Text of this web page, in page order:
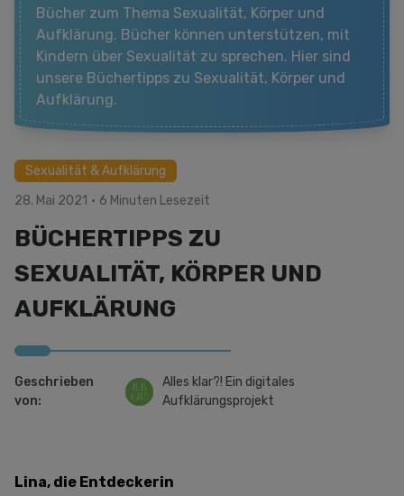
Sexualität & Aufklärung
28. Mai 2021 · 6 Minuten Lesezeit
BÜCHERTIPPS ZU
SEXUALITÄT, KÖRPER UND
AUFKLÄRUNG
Geschrieben
von:
Alles klar?! Ein digitales
Aufklärungsprojekt
Bücher zum Thema Sexualität, Körper und
Aufklärung. Bücher können unterstützen, mit
Kindern über Sexualität zu sprechen. Hier sind
unsere Büchertipps zu Sexualität, Körper und
Aufklärung.
Lina, die Entdeckerin